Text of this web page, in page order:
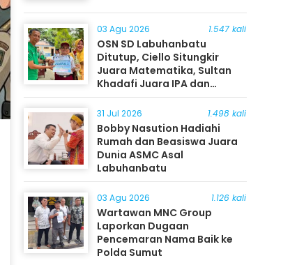
03 Agu 2026 1.547 kali
OSN SD Labuhanbatu
Ditutup, Ciello Situngkir
Juara Matematika, Sultan
Khadafi Juara IPA dan
Timothy Rangkuti Juara IPS
31 Jul 2026 1.498 kali
Bobby Nasution Hadiahi
Rumah dan Beasiswa Juara
Dunia ASMC Asal
Labuhanbatu
03 Agu 2026 1.126 kali
Wartawan MNC Group
Laporkan Dugaan
Pencemaran Nama Baik ke
Polda Sumut